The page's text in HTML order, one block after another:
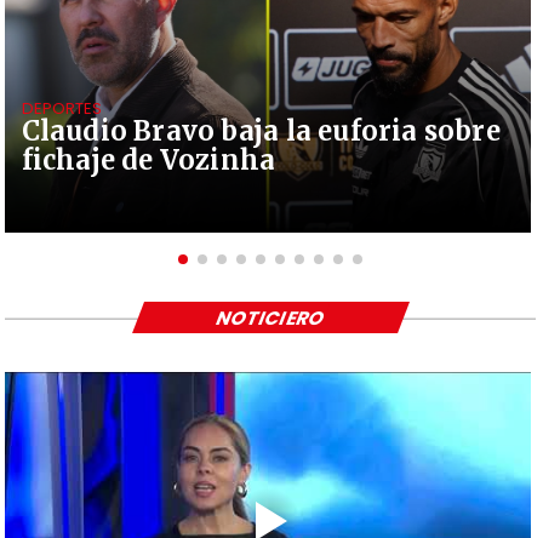
Claudio Bravo baja la euforia sobre
fichaje de Vozinha
DEPORTES
NOTICIERO